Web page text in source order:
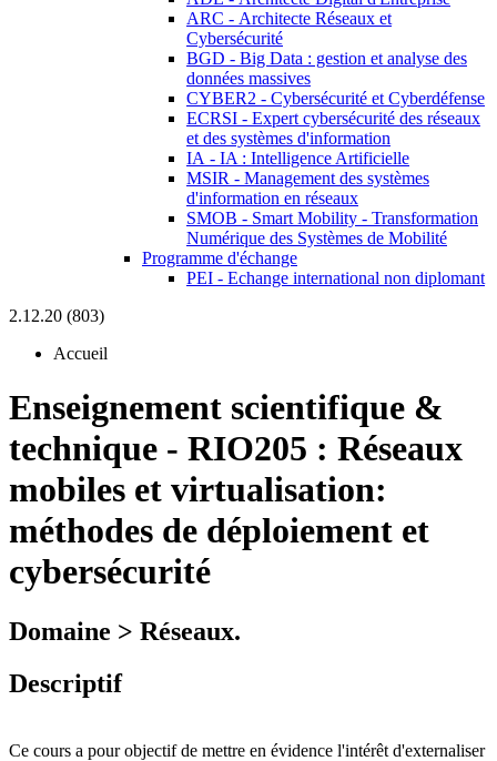
ARC - Architecte Réseaux et
Cybersécurité
BGD - Big Data : gestion et analyse des
données massives
CYBER2 - Cybersécurité et Cyberdéfense
ECRSI - Expert cybersécurité des réseaux
et des systèmes d'information
IA - IA : Intelligence Artificielle
MSIR - Management des systèmes
d'information en réseaux
SMOB - Smart Mobility - Transformation
Numérique des Systèmes de Mobilité
Programme d'échange
PEI - Echange international non diplomant
2.12.20 (803)
Accueil
Enseignement scientifique &
technique - RIO205 : Réseaux
mobiles et virtualisation:
méthodes de déploiement et
cybersécurité
Domaine > Réseaux.
Descriptif
Ce cours a pour objectif de mettre en évidence l'intérêt d'externaliser